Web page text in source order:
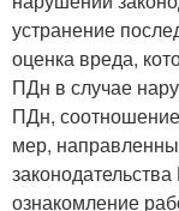
устранение
оценка вреда,
ПДн в случае
ПДн,
мер,
ознакомление